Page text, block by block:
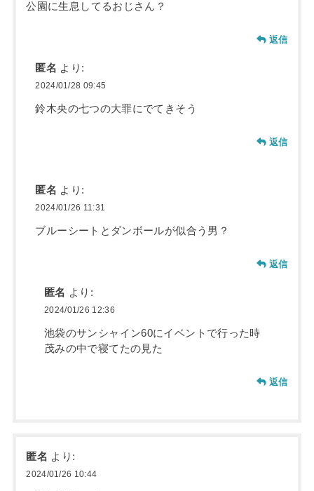
公園に生息してるおじさん？
返信
匿名 より:
2024/01/28 09:45
鈴木央の七つの大罪にでてきそう
返信
匿名 より:
2024/01/26 11:31
ブルーシートとダンボールが似合う男？
返信
匿名 より:
2024/01/26 12:36
池袋のサンシャイン60にイベントで行った時
茂みの中で寝てたの見た
返信
匿名 より:
2024/01/26 10:44